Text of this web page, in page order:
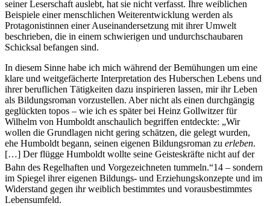
eigenen Bildungsvorsprung gegenüber seinem Protagonisten und
seiner Leserschaft auslebt, hat sie nicht verfasst. Ihre weiblichen
Beispiele einer menschlichen Weiterentwicklung werden als
Protagonistinnen einer Auseinandersetzung mit ihrer Umwelt
beschrieben, die in einem schwierigen und undurchschaubaren
In diesem Sinne habe ich mich während der Bemühungen um eine
klare und weitgefächerte Interpretation des Huberschen Lebens und
ihrer beruflichen Tätigkeiten dazu inspirieren lassen, mir ihr Leben
als Bildungsroman vorzustellen. Aber nicht als einen durchgängig
geglückten topos – wie ich es später bei Heinz Gollwitzer für
Wilhelm von Humboldt anschaulich begriffen entdeckte: „Wir
wollen die Grundlagen nicht gering schätzen, die gelegt wurden,
ehe Humboldt begann, seinen eigenen Bildungsroman zuerleben.
[…] Der flügge Humboldt wollte seine Geisteskräfte nicht auf der
Bahn des Regelhaften und Vorgezeichneten tummeln.“14– sondern
im Spiegel ihrer eigenen Bildungs- und Erziehungskonzepte und im
Widerstand gegen ihr weiblich bestimmtes und vorausbestimmtes